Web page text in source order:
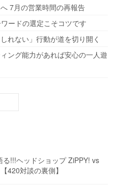
7月の営業時間の再報告
ードの選定こそコツです
れない」行動が道を切り開く
ング能力があれば安心の一人遊
る!!!ヘッドショップ ZiPPY! vs
420対談の裏側】